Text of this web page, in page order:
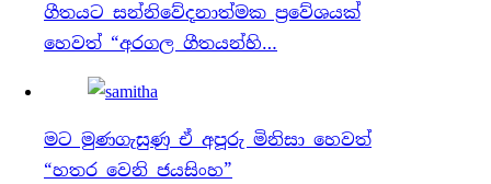
ගීතයට සන්නිවේදනාත්මක ප්‍රවේශයක්
හෙවත් “අරගල ගීතයන්හි…
මට මුණගැසුණු ඒ අපූරු මිනිසා හෙවත්
“හතර වෙනි ජයසිංහ”